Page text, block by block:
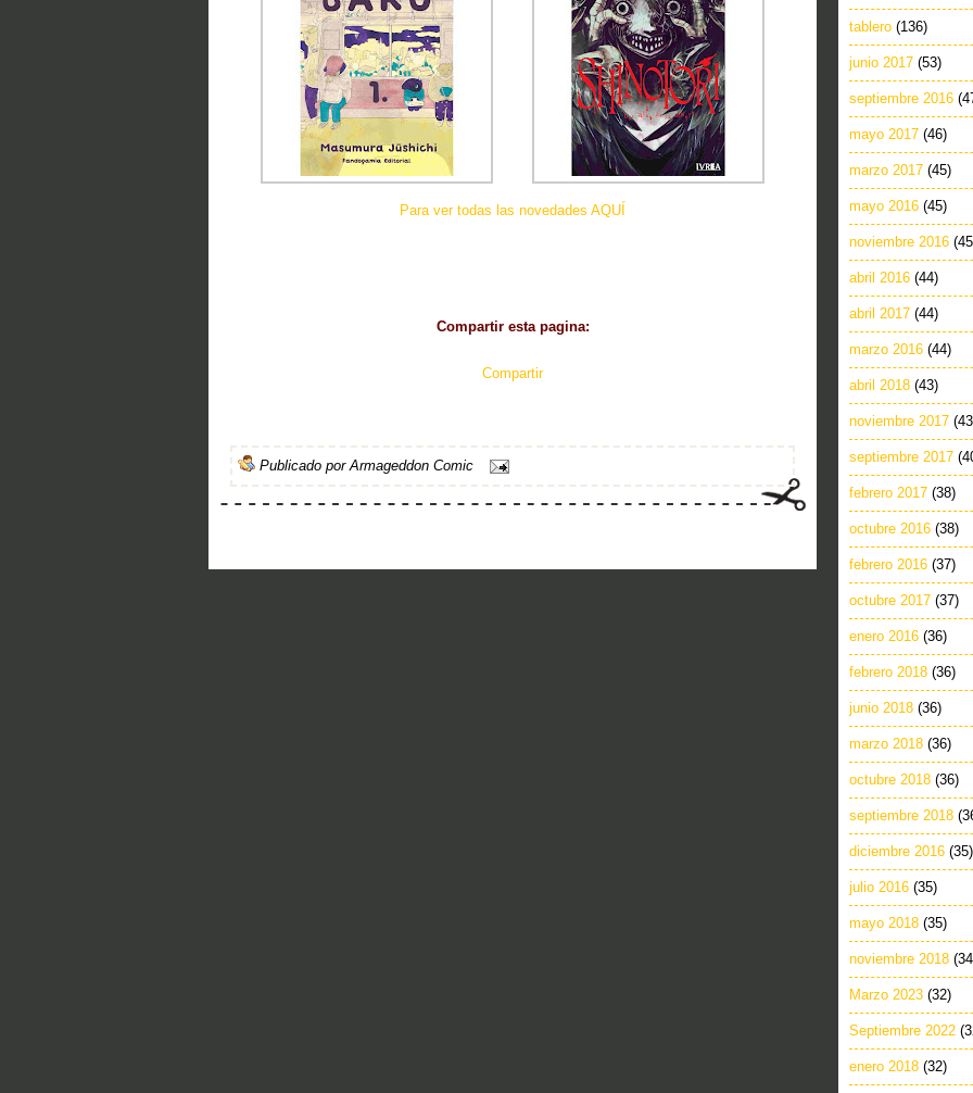
Para ver todas las novedades AQUÍ
Compartir esta pagina:
Compartir
Publicado porArmageddon Comic
tablero (136)
junio 2017 (53)
septiembre 2016
mayo 2017 (46)
marzo 2017 (45)
mayo 2016 (45)
noviembre 2016
abril 2016 (44)
abril 2017 (44)
marzo 2016 (44)
abril 2018 (43)
noviembre 2017
septiembre 2017
febrero 2017 (38)
octubre 2016 (38)
febrero 2016 (37)
octubre 2017 (37)
enero 2016 (36)
febrero 2018 (36)
junio 2018 (36)
marzo 2018 (36)
octubre 2018 (36)
septiembre 2018
diciembre 2016 (35)
julio 2016 (35)
mayo 2018 (35)
noviembre 2018
Marzo 2023 (32)
Septiembre 2022
enero 2018 (32)